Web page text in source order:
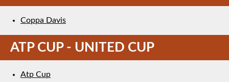
Coppa Davis
ATP CUP - UNITED CUP
Atp Cup